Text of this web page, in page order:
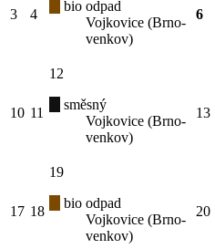
3 4
bio odpad
Vojkovice (Brno-
venkov)
6
10 11
12
směsný
Vojkovice (Brno-
venkov)
13
17 18
19
bio odpad
Vojkovice (Brno-
venkov)
20